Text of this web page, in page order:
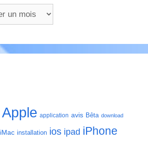
Apple application avis Bêta download
iMac installation ios ipad iPhone